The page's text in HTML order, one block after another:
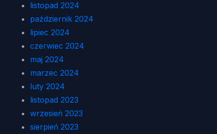
listopad 2024
październik 2024
lipiec 2024
czerwiec 2024
maj 2024
marzec 2024
luty 2024
listopad 2023
wrzesień 2023
sierpień 2023